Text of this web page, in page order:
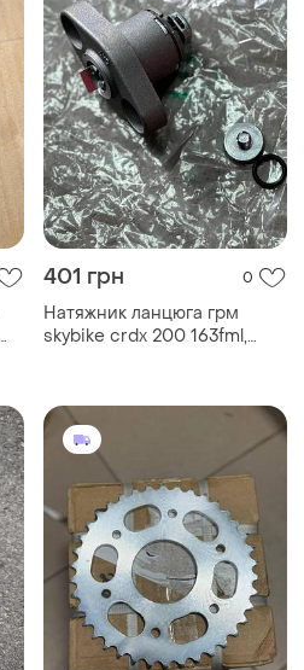
401 грн 0
Натяжник ланцюга грм
skybike crdx 200 163fml,